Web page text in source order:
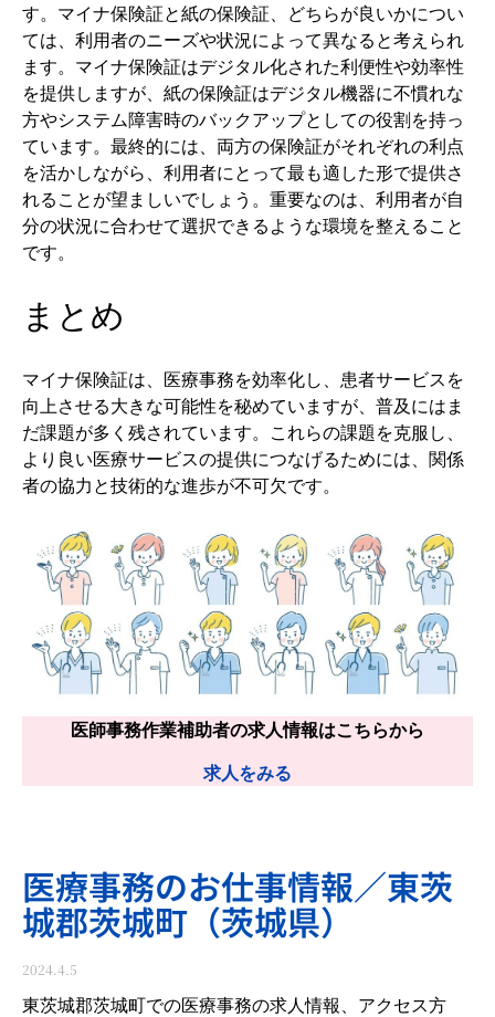
す。マイナ保険証と紙の保険証、どちらが良いかについ
ては、利用者のニーズや状況によって異なると考えられ
ます。マイナ保険証はデジタル化された利便性や効率性
を提供しますが、紙の保険証はデジタル機器に不慣れな
方やシステム障害時のバックアップとしての役割を持っ
ています。最終的には、両方の保険証がそれぞれの利点
を活かしながら、利用者にとって最も適した形で提供さ
れることが望ましいでしょう。重要なのは、利用者が自
分の状況に合わせて選択できるような環境を整えること
です。
まとめ
マイナ保険証は、医療事務を効率化し、患者サービスを
向上させる大きな可能性を秘めていますが、普及にはま
だ課題が多く残されています。これらの課題を克服し、
より良い医療サービスの提供につなげるためには、関係
者の協力と技術的な進歩が不可欠です。
医師事務作業補助者の求人情報はこちらから
求人をみる
医療事務のお仕事情報／東茨
城郡茨城町（茨城県）
2024.4.5
東茨城郡茨城町での医療事務の求人情報、アクセス方